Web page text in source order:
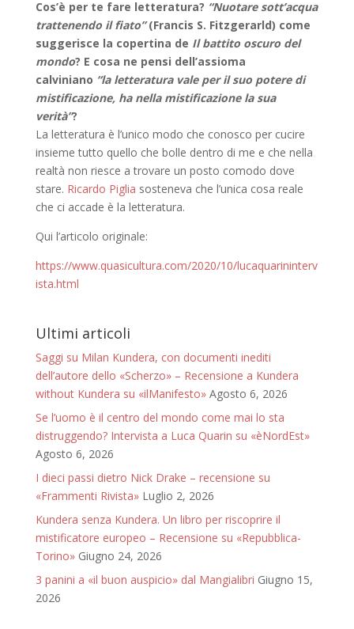
Cos’è per te fare letteratura? “Nuotare sott’acqua
trattenendo il fiato”(Francis S. Fitzgerarld) come
suggerisce la copertina de Il battito oscuro del
mondo? E cosa ne pensi dell’assioma
calviniano “la letteratura vale per il suo potere di
mistificazione, ha nella mistificazione la sua
verità”?
La letteratura è l’unico modo che conosco per cucire
insieme tutto quello che bolle dentro di me e che nella
realtà non riesce a trovare un posto comodo dove
stare. Ricardo Piglia sosteneva che l’unica cosa reale
che ci accade è la letteratura.
Qui l’articolo originale:
https://www.quasicultura.com/2020/10/lucaquarininterv
ista.html
Ultimi articoli
Saggi su Milan Kundera, con documenti inediti
dell’autore dello «Scherzo» – Recensione a Kundera
without Kundera su «ilManifesto» Agosto 6, 2026
Se l’uomo è il centro del mondo come mai lo sta
distruggendo? Intervista a Luca Quarin su «èNordEst»
Agosto 6, 2026
I dieci passi dietro Nick Drake – recensione su
«Frammenti Rivista» Luglio 2, 2026
Kundera senza Kundera. Un libro per riscoprire il
mistificatore europeo – Recensione su «Repubblica-
Torino» Giugno 24, 2026
3 panini a «il buon auspicio» dal Mangialibri Giugno 15,
2026